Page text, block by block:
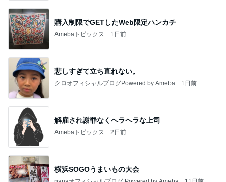
購入制限でGETしたWeb限定ハンカチ
Amebaトピックス 1日前
悲しすぎて立ち直れない。
クロオフィシャルブログPowered by Ameba 1日前
解雇され謝罪なくヘラヘラな上司
Amebaトピックス 2日前
横浜SOGOうまいもの大会